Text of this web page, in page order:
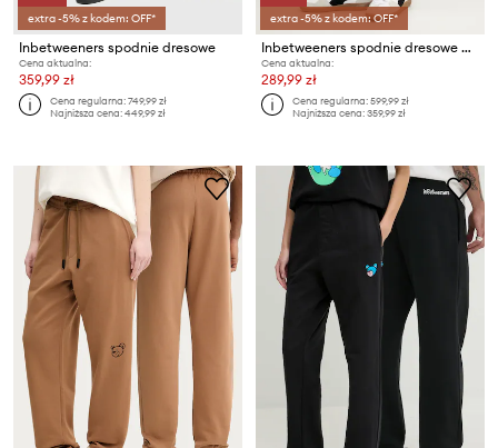
extra -5% z kodem: OFF*
Inbetweeners spodnie dresowe
Cena aktualna:
359,99 zł
Cena regularna:749,99 zł
Najniższa cena:449,99 zł
extra -5% z kodem: OFF*
Inbetweeners spodnie dresowe bawełniane
Cena aktualna:
289,99 zł
Cena regularna:599,99 zł
Najniższa cena:359,99 zł